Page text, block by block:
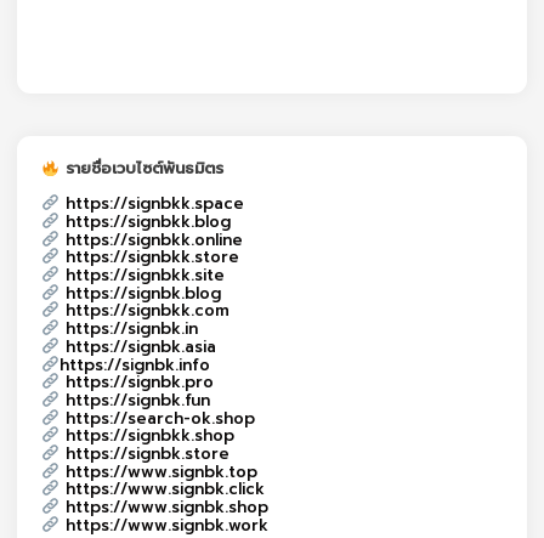
รายชื่อเวบไซต์พันธมิตร
https://signbkk.space
https://signbkk.blog
https://signbkk.online
https://signbkk.store
https://signbkk.site
https://signbk.blog
https://signbkk.com
https://signbk.in
https://signbk.asia
https://signbk.info
https://signbk.pro
https://signbk.fun
https://search-ok.shop
https://signbkk.shop
https://signbk.store
https://www.signbk.top
https://www.signbk.click
https://www.signbk.shop
https://www.signbk.work